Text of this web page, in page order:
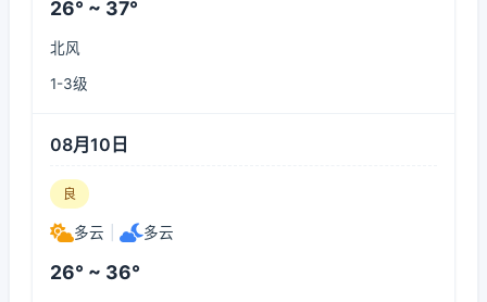
26° ~ 37°
北风
1-3级
08月10日
良
多云 多云
26° ~ 36°